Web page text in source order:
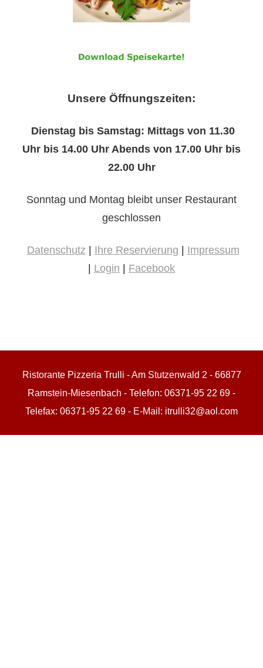
Unsere Öffnungszeiten:
Dienstag bis Samstag: Mittags von 11.30
Uhr bis 14.00 Uhr Abends von 17.00 Uhr bis
22.00 Uhr
Sonntag und Montag bleibt unser Restaurant
geschlossen
Datenschutz | Ihre Reservierung | Impressum
| Login | Facebook
Ristorante Pizzeria Trulli - Am Stutzenwald 2 - 66877
Ramstein-Miesenbach - Telefon: 06371-95 22 69 -
Telefax: 06371-95 22 69 - E-Mail: itrulli32@aol.com